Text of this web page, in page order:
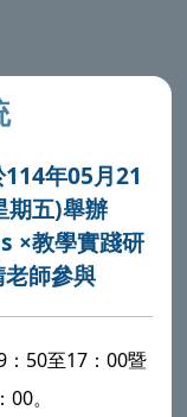
年05月21
期五)舉辦
×教學實踐研
師參與
：50至17：00暨
。